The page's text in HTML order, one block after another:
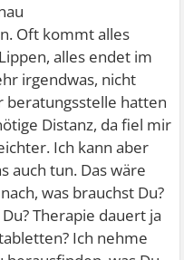
Oft kommt alles
alles endet im
irgendwas, nicht
beratungsstelle hatten
Distanz, da fiel mir
Ich kann aber
auch tun. Das wäre
was brauchst Du?
Therapie dauert ja
Ich nehme